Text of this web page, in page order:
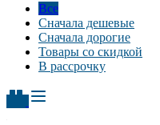
Все
Сначала дешевые
Сначала дорогие
Товары со скидкой
В рассрочку